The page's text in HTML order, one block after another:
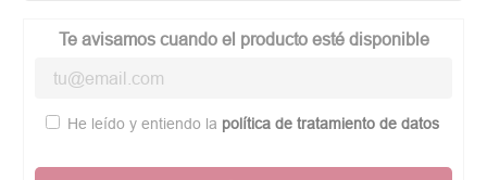
Te avisamos cuando el producto esté disponible
He leído y entiendo la política de tratamiento de datos